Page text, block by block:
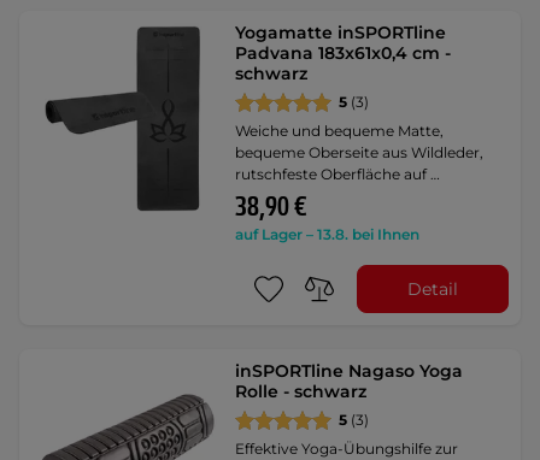
Yogamatte inSPORTline
Padvana 183x61x0,4 cm -
schwarz
5 (3)
Weiche und bequeme Matte,
bequeme Oberseite aus Wildleder,
rutschfeste Oberfläche auf …
38,90 €
auf Lager – 13.8. bei Ihnen
Detail
inSPORTline Nagaso Yoga
Rolle - schwarz
5 (3)
Effektive Yoga-Übungshilfe zur